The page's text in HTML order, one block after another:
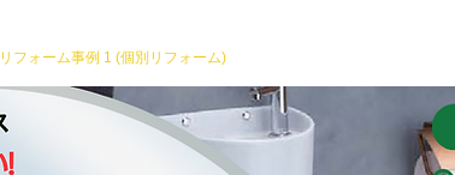
リフォーム事例 1 (個別リフォーム)